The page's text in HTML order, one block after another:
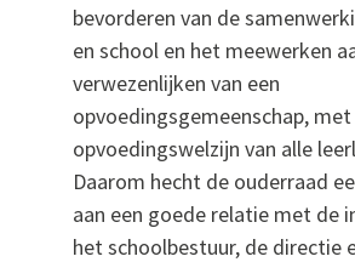
bevorderen van de
en school en het meewerken
verwezenlijken van een
opvoedingsgemeenschap,
opvoedingswelzijn van alle
Daarom hecht de ouderraad
aan een goede relatie met de
het schoolbestuur, de directie